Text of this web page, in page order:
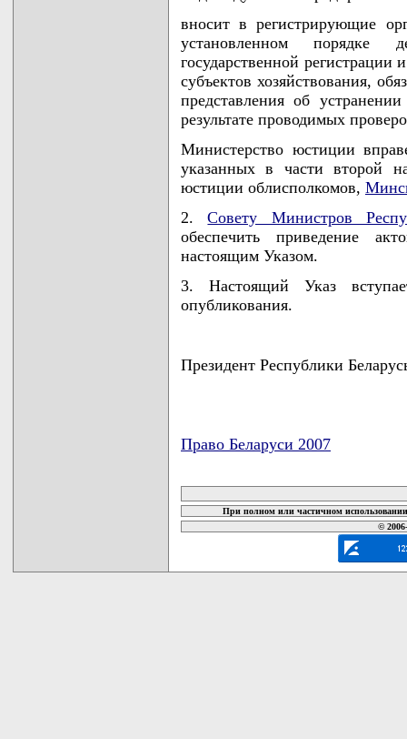
вносит в регистрирующие
установленном порядке
государственной
субъектов хозяйствования,
представления об
результате проводимых
Министерство юстиции
указанных в части второй
юстиции облисполкомов,
2.Совету Министров
обеспечить приведение
настоящим Указом.
3. Настоящий Указ
опубликования.
Президент Республики
Право Беларуси 2007
При полном или частичном
©